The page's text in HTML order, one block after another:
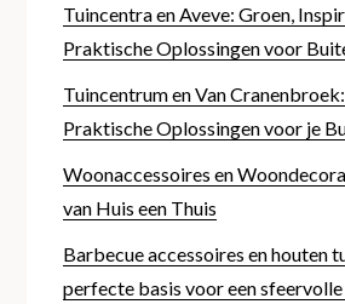
Tuincentra en Aveve: Groen,
Praktische Oplossingen voor
Tuincentrum en Van
Praktische Oplossingen voor je
Woonaccessoires en
van Huis een Thuis
Barbecue accessoires en houten
perfecte basis voor een